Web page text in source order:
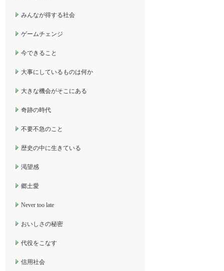
みんなが得する社会
ゲームチェンジ
今できること
大事にしているものは何か
大きな機会がそこにある
奇跡の時代
不要不急のこと
歴史の中に生きている
渇望感
郷土愛
Never too late
おいしさの秘密
代役をこなす
信用社会